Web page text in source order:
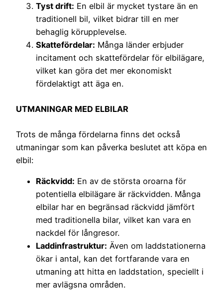
Tyst drift: En elbil är mycket tystare än en
traditionell bil, vilket bidrar till en mer
behaglig körupplevelse.
Skattefördelar: Många länder erbjuder
incitament och skattefördelar för elbilägare,
vilket kan göra det mer ekonomiskt
fördelaktigt att äga en.
UTMANINGAR MED ELBILAR
Trots de många fördelarna finns det också
utmaningar som kan påverka beslutet att köpa en
elbil:
Räckvidd: En av de största oroarna för
potentiella elbilägare är räckvidden. Många
elbilar har en begränsad räckvidd jämfört
med traditionella bilar, vilket kan vara en
nackdel för långresor.
Laddinfrastruktur: Även om laddstationerna
ökar i antal, kan det fortfarande vara en
utmaning att hitta en laddstation, speciellt i
mer avlägsna områden.